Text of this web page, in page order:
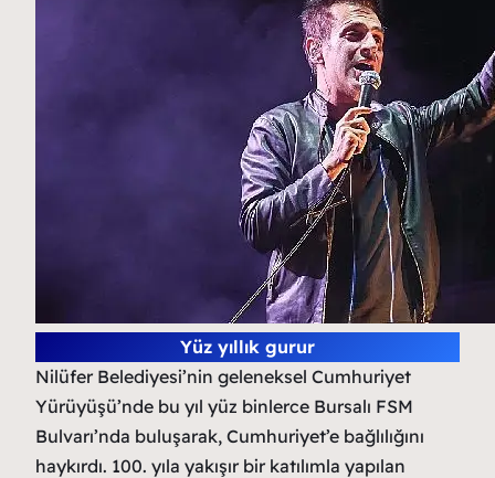
Yüz yıllık gurur
Nilüfer Belediyesi’nin geleneksel Cumhuriyet
Yürüyüşü’nde bu yıl yüz binlerce Bursalı FSM
Bulvarı’nda buluşarak, Cumhuriyet’e bağlılığını
haykırdı. 100. yıla yakışır bir katılımla yapılan